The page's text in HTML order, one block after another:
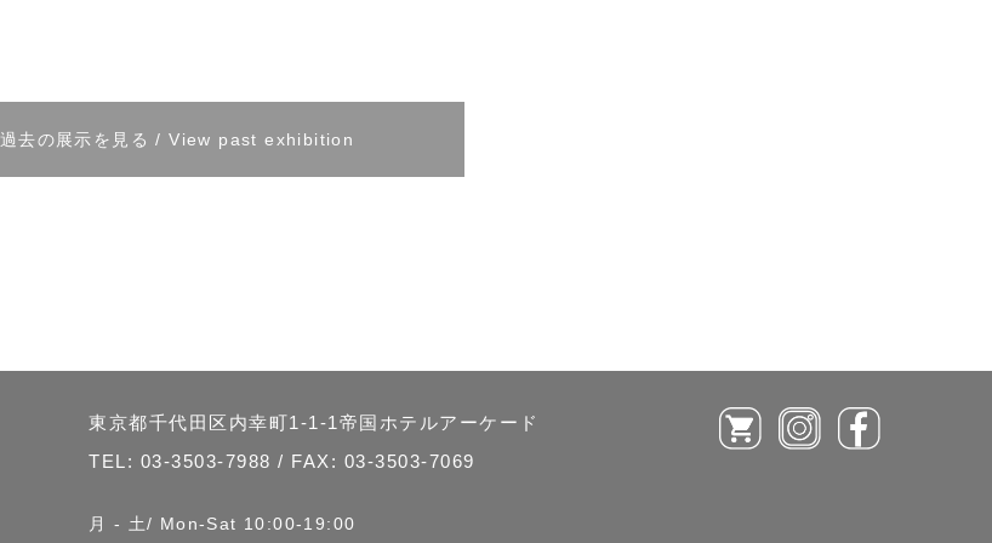
過去の展示を見る / View past exhibition
東京都千代田区内幸町1-1-1帝国ホテルアーケード
TEL: 03-3503-7988 / FAX: 03-3503-7069
月 - 土/ Mon-Sat 10:00-19:00